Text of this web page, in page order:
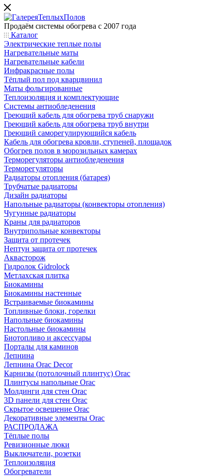
Продаём системы обогрева с 2007 года
Каталог
Электрические теплые полы
Нагревательные маты
Нагревательные кабели
Инфракрасные полы
Тёплый пол под кварцвинил
Маты фольгированные
Теплоизоляция и комплектующие
Системы антиобледенения
Греющий кабель для обогрева труб снаружи
Греющий кабель для обогрева труб внутри
Греющий саморегулирующийся кабель
Кабель для обогрева кровли, ступеней, площадок
Обогрев полов в морозильных камерах
Терморегуляторы антиобледенения
Терморегуляторы
Радиаторы отопления (батарея)
Трубчатые радиаторы
Дизайн радиаторы
Напольные радиаторы (конвекторы отопления)
Чугунные радиаторы
Краны для радиаторов
Внутрипольные конвекторы
Защита от протечек
Нептун защита от протечек
Аквасторож
Гидролок Gidrolock
Метлахская плитка
Биокамины
Биокамины настенные
Встраиваемые биокамины
Топливные блоки, горелки
Напольные биокамины
Настольные биокамины
Биотопливо и аксессуары
Порталы для каминов
Лепнина
Лепнина Orac Decor
Карнизы (потолочный плинтус) Orac
Плинтусы напольные Orac
Молдинги для стен Orac
3D панели для стен Orac
Скрытое освещение Orac
Декоративные элементы Orac
РАСПРОДАЖА
Тёплые полы
Ревизионные люки
Выключатели, розетки
Теплоизоляция
Обогреватели